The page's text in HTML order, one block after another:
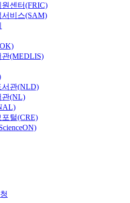
센터(FRIC)
비스(SAM)
(MEDLIS)
서관(NLD)
관(NL)
털(CRE)